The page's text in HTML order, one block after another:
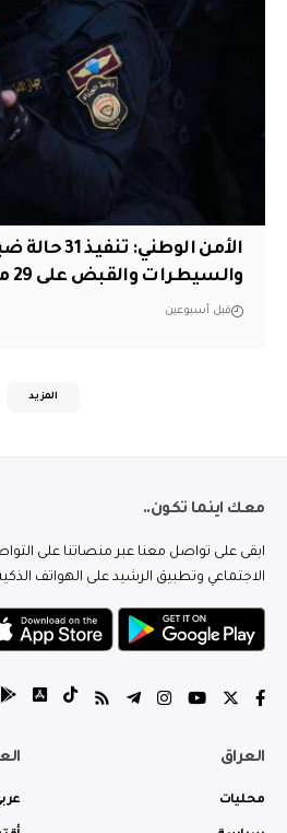
الأمن الوطني:
والسيطرات والقبض على 29 مطلوباً
قبل أسبوعين
المزيد
معك اينما تكون..
ابقى على تواصل معنا عبر منصاتنا على
الاجتماعي وتطبيق الرشيد على الهواتف
العراق
محليات